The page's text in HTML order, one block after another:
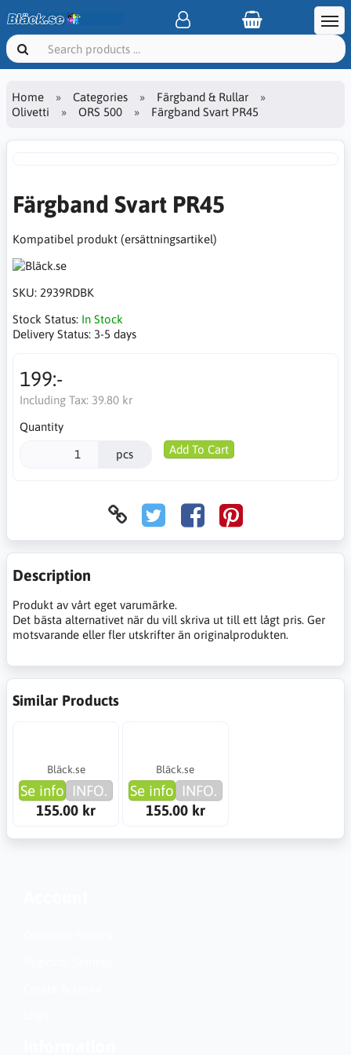
Home Categories
Färgband & Rullar
Olivetti
ORS 500 Färgband Svart PR45
Färgband Svart PR45
Kompatibel produkt (ersättningsartikel)
SKU: 2939RDBK
Stock Status: In Stock
Delivery Status: 3-5 days
199:-
Including Tax: 39.80 kr
Quantity
pcs Add To Cart
Description
Produkt av vårt eget varumärke.
Det bästa alternativet när du vill skriva ut till ett lågt pris. Ger
motsvarande eller fler utskrifter än originalprodukten.
Similar Products
Bläck.se
Se info INFO.
155.00 kr
Bläck.se
Se info INFO.
155.00 kr